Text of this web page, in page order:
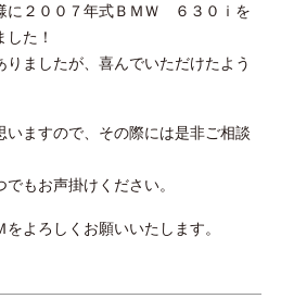
に２００７年式ＢＭＷ ６３０ｉを
た！
ましたが、喜んでいただけたよう
いますので、その際には是非ご相談
もお声掛けください。
よろしくお願いいたします。